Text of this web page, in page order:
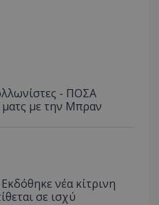
- ΠΟΣΑ
ματς με την Μπραν
νέα κίτρινη
σε ισχύ